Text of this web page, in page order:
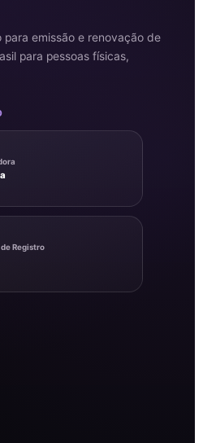
emissão e renovação de
para pessoas físicas,
Registro